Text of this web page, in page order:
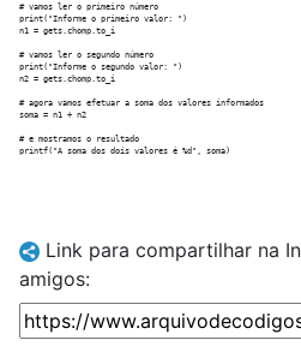
# vamos ler o primeiro número
print("Informe o primeiro valor: ")
n1 = gets.chomp.to_i
# vamos ler o segundo número
print("Informe o segundo valor: ")
n2 = gets.chomp.to_i
# agora vamos efetuar a soma dos valores informados
soma = n1 + n2
# e mostramos o resultado
Link para compartilhar na
amigos: